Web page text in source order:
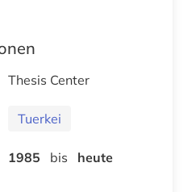
Thesis Center
Tuerkei
1985 bis heute